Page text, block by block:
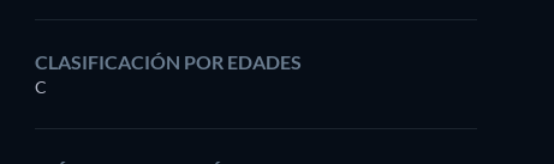
CLASIFICACIÓN POR EDADES
C